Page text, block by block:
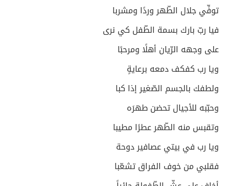
توفِّي جلال الطّهر وردًا ومشربا
فيا ربّ بارك بسمة الطّفل كي نرى
على وجهه الرّيان أهلًا ومرحبًا
ويا رب كفكف دمعه برعايةٍ
ولطفك بالجسم الصّغير إذا كبا
وحبّبه للأجيال تحضن طهرَه
وتقبس منه الطّهر عطرًا مطيبا
ويا رب في بيتي عصافير دوحة
فقلبي من خوف الفراق تشعّبا